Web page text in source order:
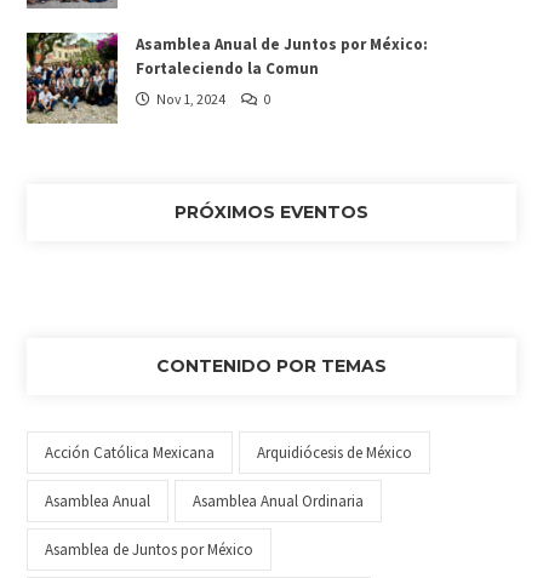
Asamblea Anual de Juntos por México:
Fortaleciendo la Comun
Nov 1, 2024 0
PRÓXIMOS EVENTOS
CONTENIDO POR TEMAS
Acción Católica Mexicana Arquidiócesis de México
Asamblea Anual Asamblea Anual Ordinaria
Asamblea de Juntos por México